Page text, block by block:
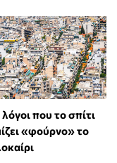
που το σπίτι
«φούρνο» το